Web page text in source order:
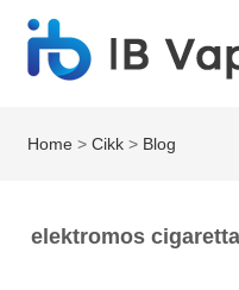
Home >Cikk > Blog
elektromos